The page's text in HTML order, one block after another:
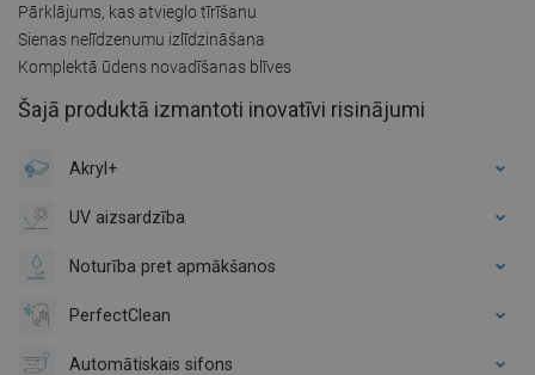
Pārklājums, kas atvieglo tīrīšanu
Sienas nelīdzenumu izlīdzināšana
Komplektā ūdens novadīšanas blīves
Šajā produktā izmantoti inovatīvi risinājumi
Akryl+
UV aizsardzība
Noturība pret apmākšanos
PerfectClean
Automātiskais sifons